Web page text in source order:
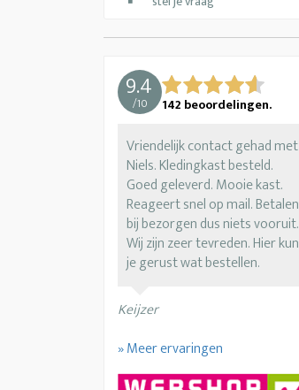
9.4
/10 142 beoordelingen.
Vriendelijk contact gehad met
Niels. Kledingkast besteld.
Goed geleverd. Mooie kast.
Reageert snel op mail. Betalen
bij bezorgen dus niets vooruit.
Wij zijn zeer tevreden. Hier kun
je gerust wat bestellen.
Keijzer
» Meer ervaringen